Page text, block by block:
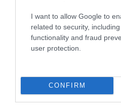
I want to allow Google to
related to security,
functionality and fraud
user protection.
CONFIRM